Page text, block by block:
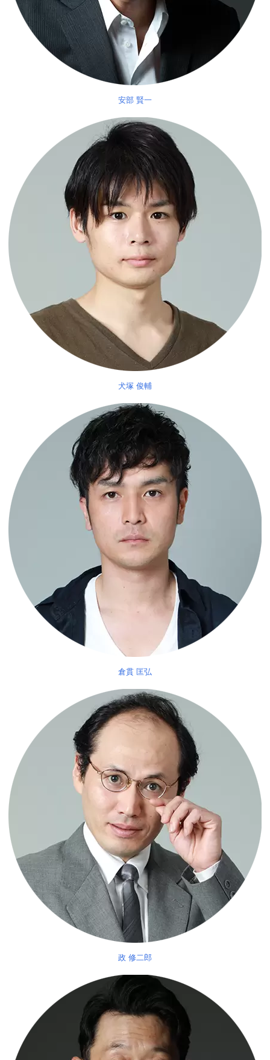
安部 賢一
犬塚 俊輔
倉貫 匡弘
政 修二郎